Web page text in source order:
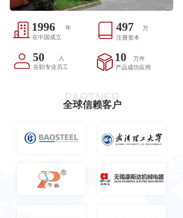
2007
年
在中国成立
万
注册资本
10
50
500
人
在职专业员工
万件
产品成功应用
PARTNER
全球信赖客户